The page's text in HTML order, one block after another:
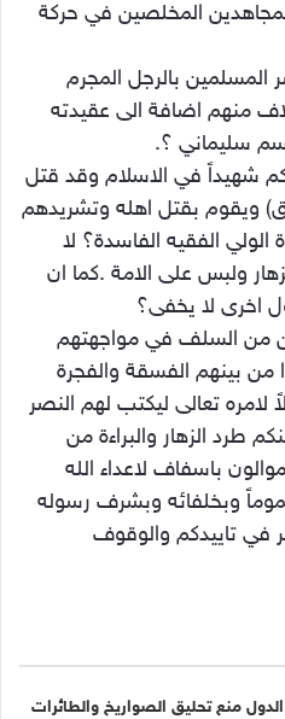
المخلصين في حركة
بالرجل المجرم
منهم اضافة الى عقيدته
سليماني ؟.
شهيداً في الاسلام وقد قتل
ويقوم بقتل اهله وتشريدهم
الولي الفقيه الفاسدة؟ لا
ولبس على الامة .كما ان
اخرى لا يخفى؟
من السلف في مواجهتهم
من بينهم الفسقة والفجرة
لامره تعالى ليكتب لهم النصر
الزهار والبراءة من
باسفاف لاعداء الله
وبخلفائه وبشرف رسوله
تاييدكم والوقوف
منع تحليق الصواريخ والطائرات